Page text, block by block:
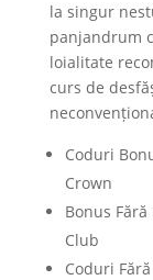
la singur
panjandrum
loialitate
curs de
Coduri
Crown
Bonus
Club
Coduri